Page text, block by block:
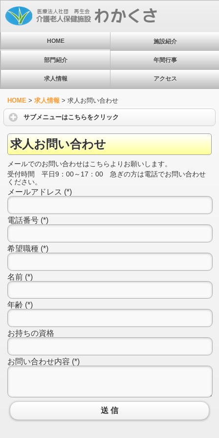
HOME 施設紹介
部門紹介 年間行事
求人情報 アクセス
HOME > 求人情報 > 求人お問い合わせ
サブメニューはこちらをクリック
求人お問い合わせ
メールでのお問い合わせはこちらよりお願いします。
受付時間 平日9：00～17：00 急ぎの方は電話でお問い合わせ
ください。
メールアドレス (*)
電話番号 (*)
希望職種 (*)
名前 (*)
年齢 (*)
お持ちの資格
お問い合わせ内容 (*)
送 信